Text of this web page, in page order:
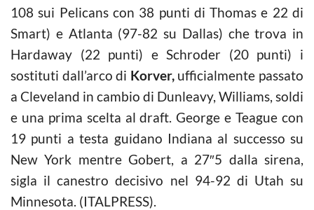
108 sui Pelicans con 38 punti di Thomas e 22 di
Smart) e Atlanta (97-82 su Dallas) che trova in
Hardaway (22 punti) e Schroder (20 punti) i
sostituti dall’arco di Korver,ufficialmente passato
a Cleveland in cambio di Dunleavy, Williams, soldi
e una prima scelta al draft. George e Teague con
19 punti a testa guidano Indiana al successo su
New York mentre Gobert, a 27″5 dalla sirena,
sigla il canestro decisivo nel 94-92 di Utah su
Minnesota. (ITALPRESS).